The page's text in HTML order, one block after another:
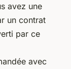
avez une
un contrat
par ce
avec